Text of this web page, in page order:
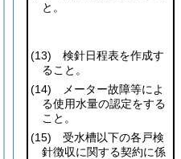
と。
(13) 検針日程表を作成す
ること。
(14) メーター故障等によ
る使用水量の認定をする
こと。
(15) 受水槽以下の各戸検
針徴収に関する契約に係